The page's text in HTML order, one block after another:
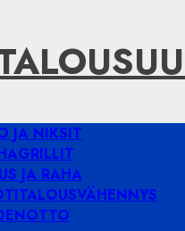
JA NIKSIT
JA RAHA